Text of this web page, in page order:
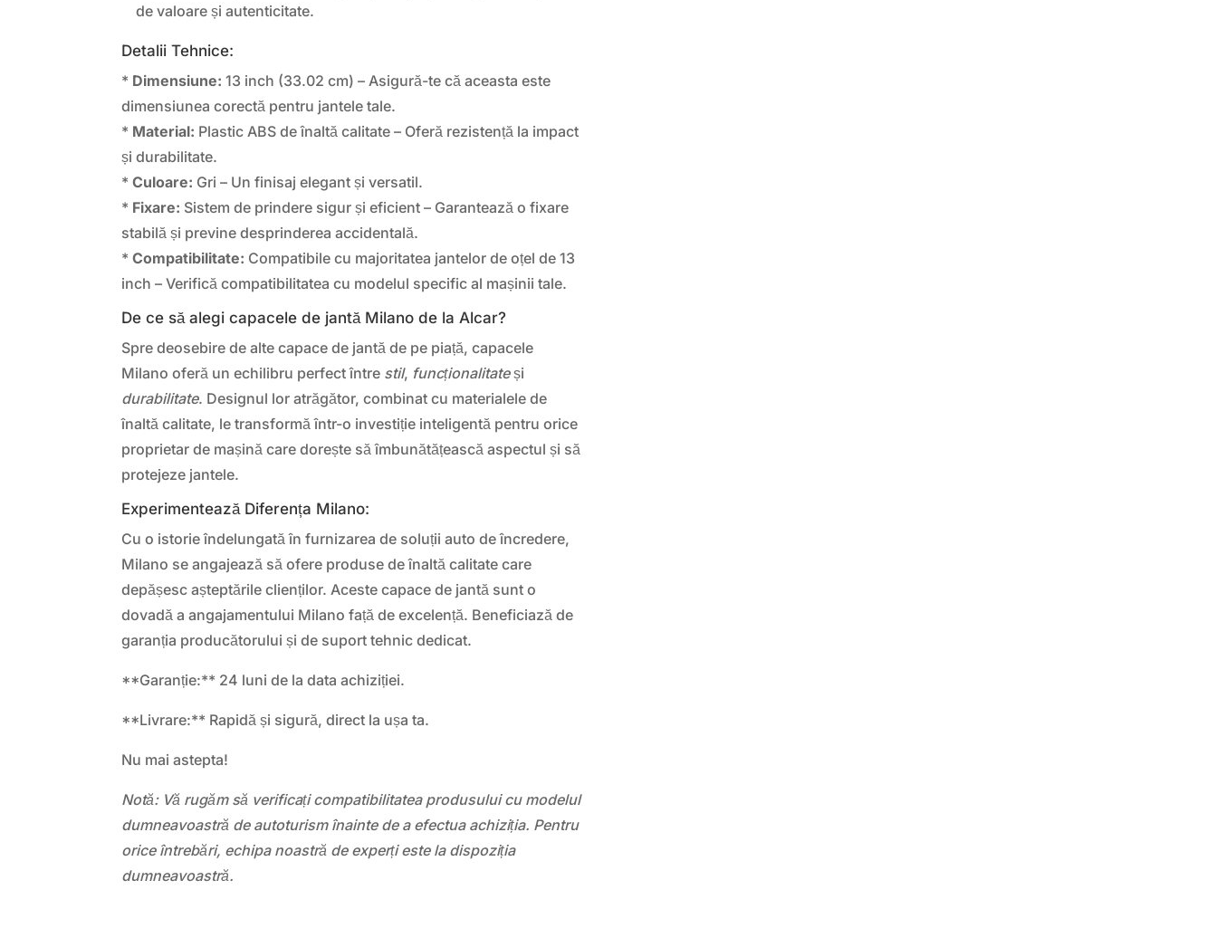
de valoare și autenticitate.
Detalii Tehnice:
* Dimensiune: 13 inch (33.02 cm) – Asigură-te că aceasta este
dimensiunea corectă pentru jantele tale.
* Material: Plastic ABS de înaltă calitate – Oferă rezistență la impact
și durabilitate.
*Culoare: Gri – Un finisaj elegant și versatil.
* Fixare: Sistem de prindere sigur și eficient – Garantează o fixare
stabilă și previne desprinderea accidentală.
*Compatibilitate: Compatibile cu majoritatea jantelor de oțel de 13
inch – Verifică compatibilitatea cu modelul specific al mașinii tale.
De ce să alegi capacele de jantă Milano de la Alcar?
Spre deosebire de alte capace de jantă de pe piață, capacele
Milano oferă un echilibru perfect între stil, funcționalitateși
durabilitate. Designul lor atrăgător, combinat cu materialele de
înaltă calitate, le transformă într-o investiție inteligentă pentru orice
proprietar de mașină care dorește să îmbunătățească aspectul și să
protejeze jantele.
Experimentează Diferența Milano:
Cu o istorie îndelungată în furnizarea de soluții auto de încredere,
Milano se angajează să ofere produse de înaltă calitate care
depășesc așteptările clienților. Aceste capace de jantă sunt o
dovadă a angajamentului Milano față de excelență. Beneficiază de
garanția producătorului și de suport tehnic dedicat.
**Garanție:** 24 luni de la data achiziției.
**Livrare:** Rapidă și sigură, direct la ușa ta.
Nu mai astepta!
Notă: Vă rugăm să verificați compatibilitatea produsului cu modelul
dumneavoastră de autoturism înainte de a efectua achiziția. Pentru
orice întrebări, echipa noastră de experți este la dispoziția
dumneavoastră.